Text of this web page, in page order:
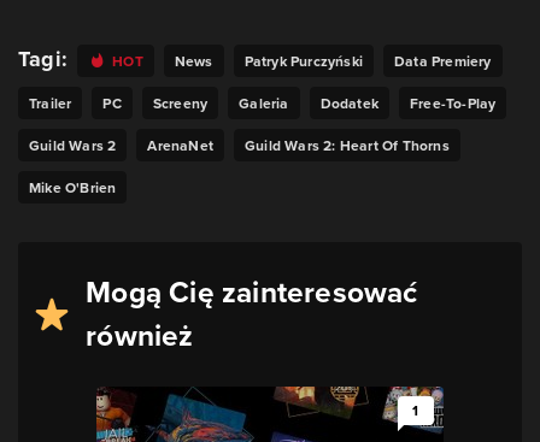
Tagi: HOT News Patryk Purczyński
Data Premiery
Trailer
PC Screeny Galeria Dodatek
Free-To-Play
Guild Wars 2
ArenaNet
Guild Wars 2: Heart Of Thorns
Mike O'Brien
Mogą Cię zainteresować
również
1